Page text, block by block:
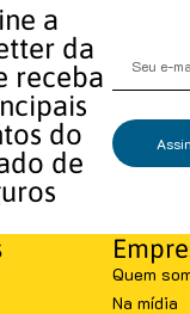
a
da
receba
do
de
Quem
Na mídia